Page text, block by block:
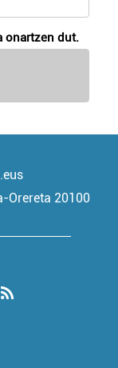
onartzen dut.
Orereta 20100